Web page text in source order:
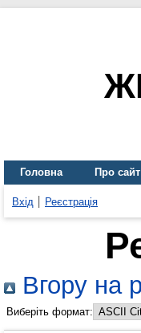
Головна Про сайт
Вхід Реєстрація
Вгору на
Виберіть формат: